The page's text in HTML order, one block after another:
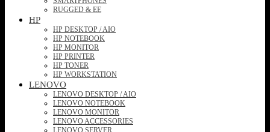
RUGGED & EE
HP
HP DESKTOP / AIO
HP NOTEBOOK
HP MONITOR
HP PRINTER
HP TONER
HP WORKSTATION
LENOVO
LENOVO DESKTOP / AIO
LENOVO NOTEBOOK
LENOVO MONITOR
LENOVO ACCESSORIES
LENOVO SERVER